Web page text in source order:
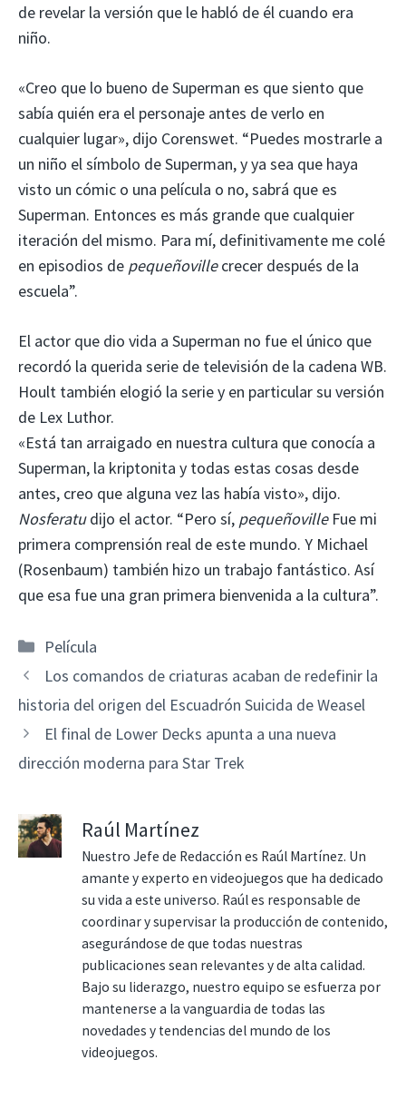
de revelar la versión que le habló de él cuando era
niño.
«Creo que lo bueno de Superman es que siento que
sabía quién era el personaje antes de verlo en
cualquier lugar», dijo Corenswet. “Puedes mostrarle a
un niño el símbolo de Superman, y ya sea que haya
visto un cómic o una película o no, sabrá que es
Superman. Entonces es más grande que cualquier
iteración del mismo. Para mí, definitivamente me colé
en episodios de pequeñovillecrecer después de la
escuela”.
El actor que dio vida a Superman no fue el único que
recordó la querida serie de televisión de la cadena WB.
Hoult también elogió la serie y en particular su versión
de Lex Luthor.
«Está tan arraigado en nuestra cultura que conocía a
Superman, la kriptonita y todas estas cosas desde
antes, creo que alguna vez las había visto», dijo.
Nosferatudijo el actor. “Pero sí, pequeñovilleFue mi
primera comprensión real de este mundo. Y Michael
(Rosenbaum) también hizo un trabajo fantástico. Así
que esa fue una gran primera bienvenida a la cultura”.
Categorías
Película
Los comandos de criaturas acaban de redefinir la
historia del origen del Escuadrón Suicida de Weasel
El final de Lower Decks apunta a una nueva
dirección moderna para Star Trek
Raúl Martínez
Nuestro Jefe de Redacción es Raúl Martínez. Un
amante y experto en videojuegos que ha dedicado
su vida a este universo. Raúl es responsable de
coordinar y supervisar la producción de contenido,
asegurándose de que todas nuestras
publicaciones sean relevantes y de alta calidad.
Bajo su liderazgo, nuestro equipo se esfuerza por
mantenerse a la vanguardia de todas las
novedades y tendencias del mundo de los
videojuegos.